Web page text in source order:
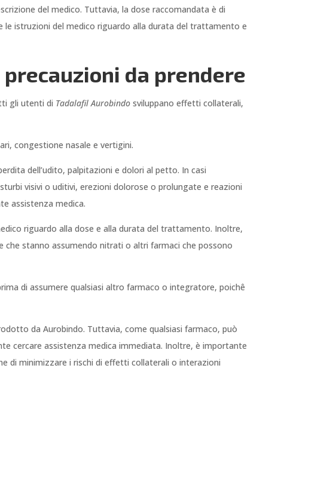
del medico. Tuttavia, la dose raccomandata è di
istruzioni del medico riguardo alla durata del trattamento e
da prendere
gli utenti di Tadalafil Aurobindo sviluppano effetti collaterali,
congestione nasale e vertigini.
dell’udito, palpitazioni e dolori al petto. In casi
visivi o uditivi, erezioni dolorose o prolungate e reazioni
assistenza medica.
riguardo alla dose e alla durata del trattamento. Inoltre,
stanno assumendo nitrati o altri farmaci che possono
di assumere qualsiasi altro farmaco o integratore, poichê
da Aurobindo. Tuttavia, come qualsiasi farmaco, può
cercare assistenza medica immediata. Inoltre, è importante
di minimizzare i rischi di effetti collaterali o interazioni